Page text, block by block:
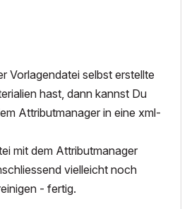
Vorlagendatei selbst erstellte
hast, dann kannst Du
Attributmanager in eine xml-
mit dem Attributmanager
vielleicht noch
- fertig.